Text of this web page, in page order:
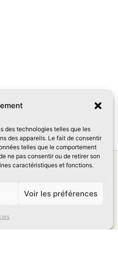
des technologies telles que les
des appareils. Le fait de consentir
telles que le comportement
ne pas consentir ou de retirer son
caractéristiques et fonctions.
Voir les préférences